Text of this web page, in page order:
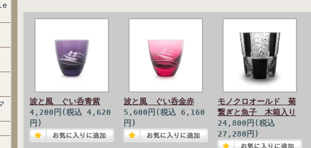
波と風 ぐい呑青紫
4,200円(税込 4,620
円)
波と風 ぐい呑金赤
5,600円(税込 6,160
円)
モノクロオールド 菊
繋ぎと魚子 木箱入り
24,800円(税込
27,280円)